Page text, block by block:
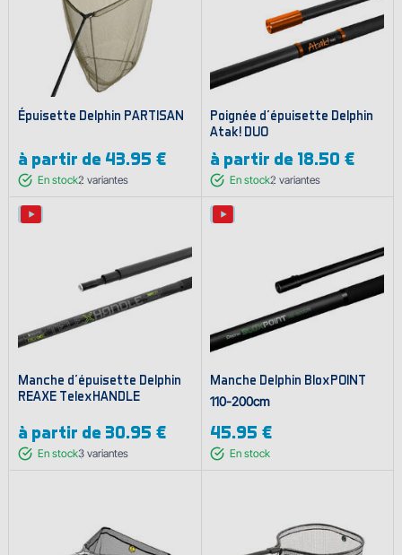
Épuisette Delphin PARTISAN
à partir de 43.95 €
En stock2 variantes
Poignée d'épuisette Delphin
Atak! DUO
à partir de 18.50 €
En stock2 variantes
Manche d'épuisette Delphin
REAXE TelexHANDLE
à partir de 30.95 €
En stock3 variantes
Manche Delphin BloxPOINT
110-200cm
45.95 €
En stock